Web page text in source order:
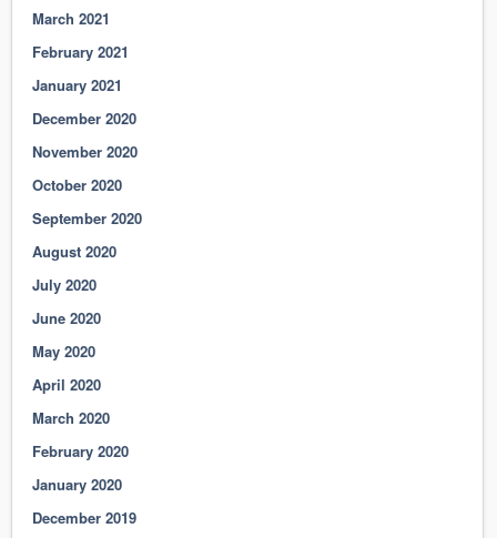
March 2021
February 2021
January 2021
December 2020
November 2020
October 2020
September 2020
August 2020
July 2020
June 2020
May 2020
April 2020
March 2020
February 2020
January 2020
December 2019